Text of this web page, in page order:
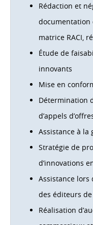
Rédaction et
documentation
matrice RACI,
Étude de
innovants
Mise en
Détermination
d’appels
Assistance à la
Stratégie de
d’innovations
Assistance lors
des éditeurs
Réalisation